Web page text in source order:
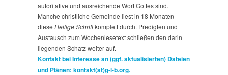
autoritative und ausreichende Wort Gottes sind.
Manche christliche Gemeinde liest in 18 Monaten
diese Heilige Schriftkomplett durch. Predigten und
Austausch zum Wochenlesetext schließen den darin
liegenden Schatz weiter auf.
Kontakt bei Interesse an (ggf. aktualisierten) Dateien
und Plänen: kontakt(at)g-l-b.org.